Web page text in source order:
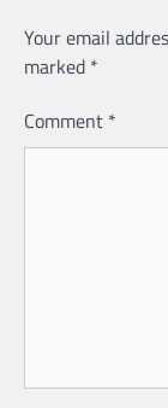
Your email
marked *
Comment *